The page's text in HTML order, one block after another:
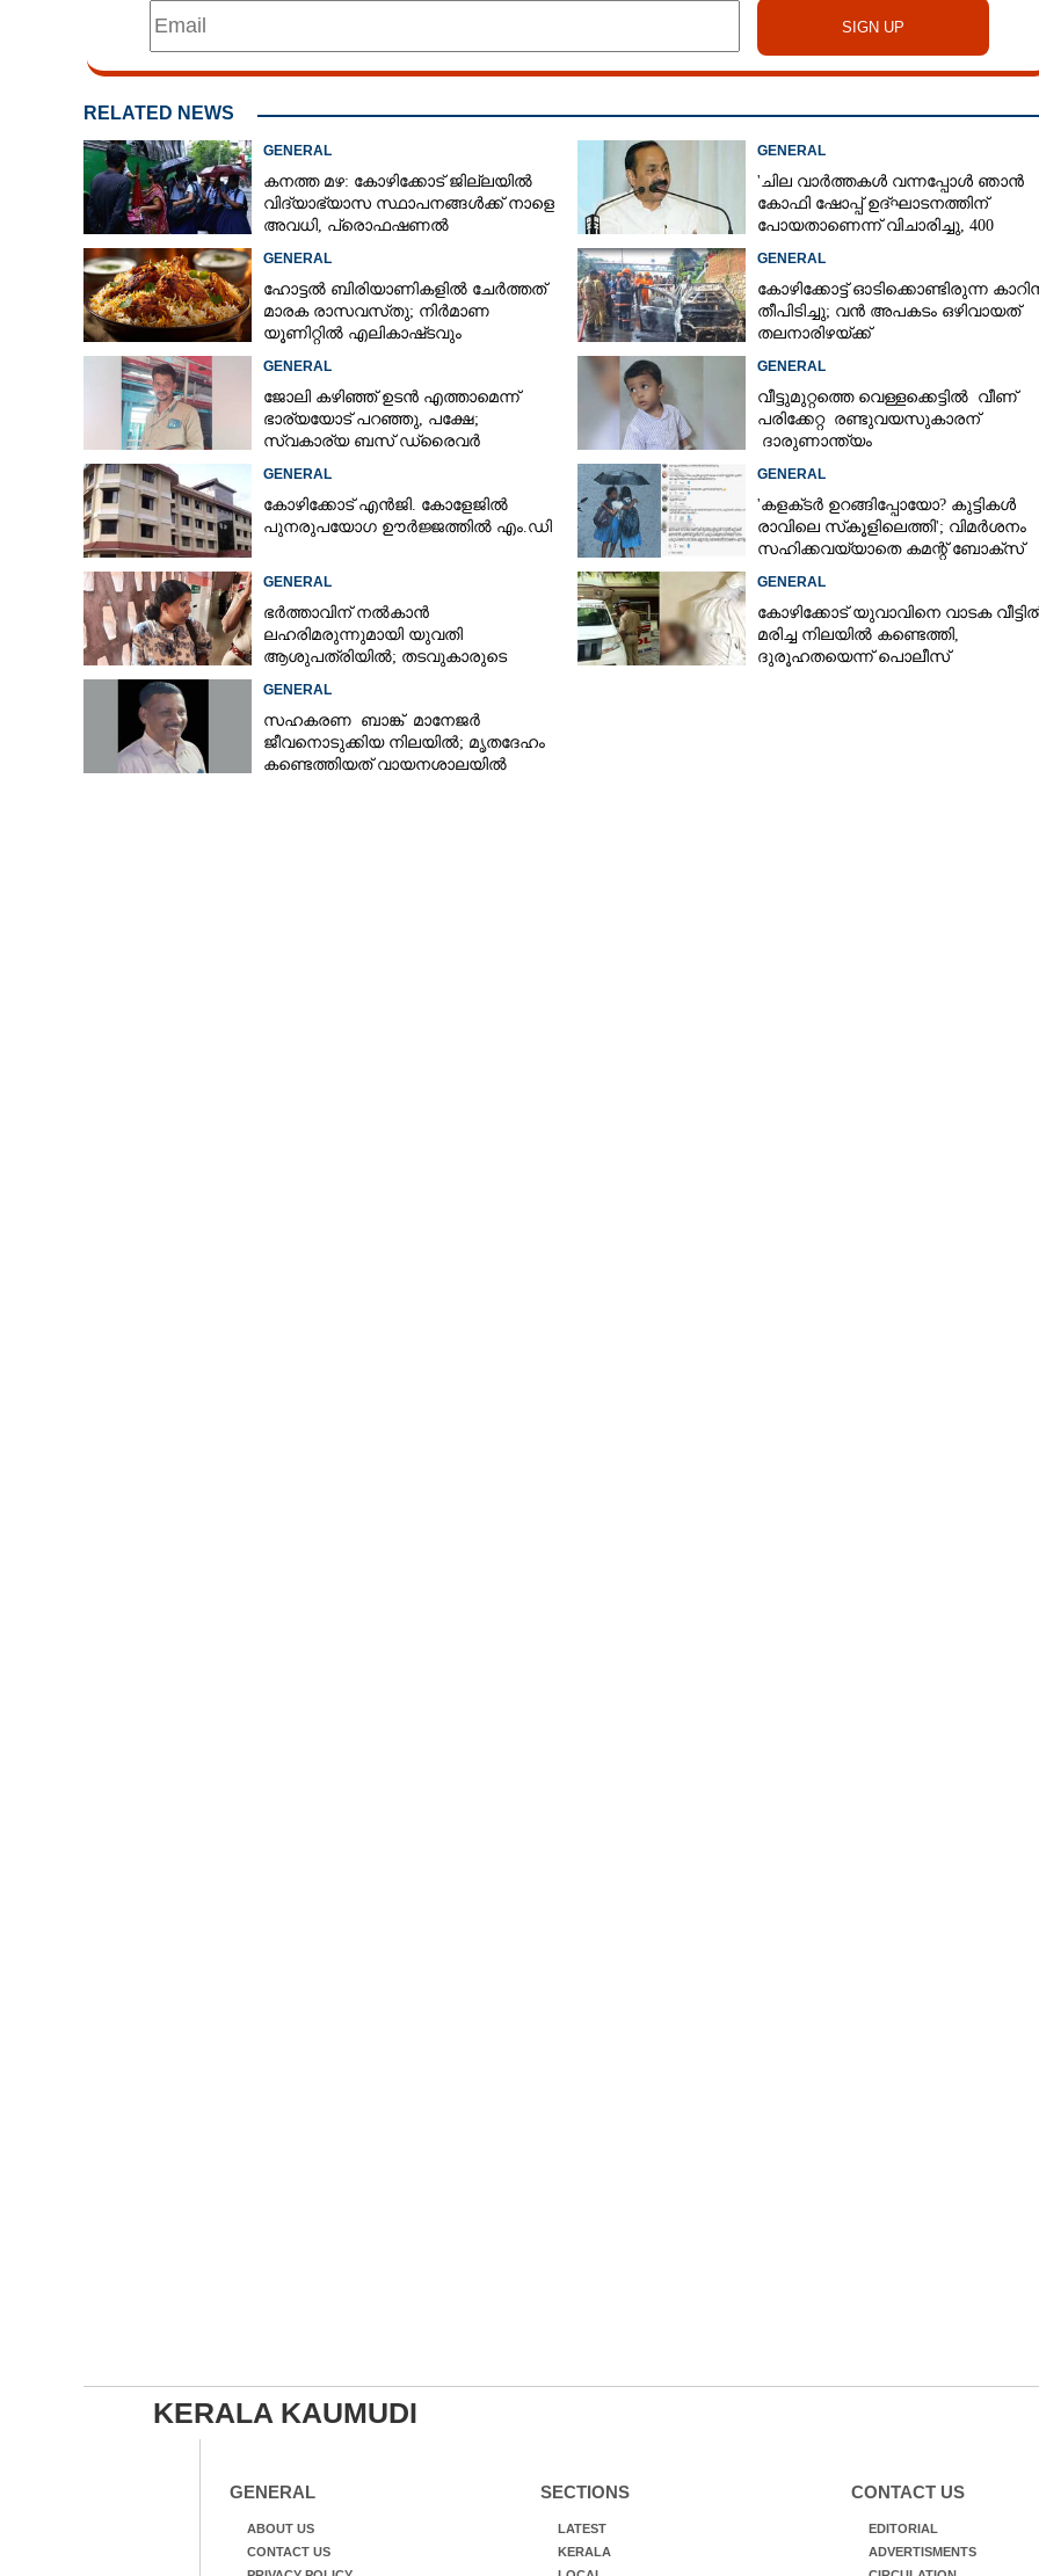
RELATED NEWS
GENERAL
കനത്ത മഴ: കോഴിക്കോട് ജില്ലയിൽ
വിദ്യാഭ്യാസ സ്ഥാപനങ്ങൾക്ക് നാളെ
അവധി,​ പ്രൊഫഷണൽ
GENERAL
'ചില വാർത്തകൾ വന്നപ്പോൾ ഞാൻ
കോഫി ഷോപ്പ് ഉദ്ഘാടനത്തിന്
പോയതാണെന്ന് വിചാരിച്ചു, 400
GENERAL
ഹോട്ടൽ ബിരിയാണികളിൽ ചേർത്തത്
മാരക രാസവസ്‌തു; നിർമാണ
യൂണിറ്റിൽ എലികാഷ്‌ടവും
GENERAL
കോഴിക്കോട്ട് ഓടിക്കൊണ്ടിരുന്ന
തീപിടിച്ചു; വൻ അപകടം ഒഴിവായത്
തലനാരിഴയ്ക്ക്
GENERAL
ജോലി കഴിഞ്ഞ് ഉടൻ എത്താമെന്ന്
ഭാര്യയോട് പറഞ്ഞു, പക്ഷേ;
സ്വകാര്യ ബസ് ഡ്രൈവ‌ർ
GENERAL
വീട്ടുമുറ്റത്തെ വെള്ളക്കെട്ടിൽ വീണ്
പരിക്കേറ്റ രണ്ടുവയസുകാരന്
ദാരുണാന്ത്യം
GENERAL
കോഴിക്കോട് എൻജി. കോളേജിൽ
പുനരുപയോഗ ഊർജ്ജത്തിൽ എം.ഡി
GENERAL
'കളക്‌ടർ ഉറങ്ങിപ്പോയോ? കുട്ടികൾ
രാവിലെ സ്‌കൂളിലെത്തി'; വിമർശനം
സഹിക്കവയ്യാതെ കമന്റ് ബോക്‌സ്
GENERAL
ഭർത്താവിന് നൽകാൻ
ലഹരിമരുന്നുമായി യുവതി
ആശുപത്രിയിൽ; തടവുകാരുടെ
GENERAL
കോഴിക്കോട് യുവാവിനെ വാടക
മരിച്ച നിലയിൽ കണ്ടെത്തി,
ദുരൂഹതയെന്ന് പൊലീസ്
GENERAL
സഹകരണ ബാങ്ക് മാനേജർ
ജീവനൊടുക്കിയ നിലയിൽ; മൃതദേഹം
കണ്ടെത്തിയത് വായനശാലയിൽ
KERALA KAUMUDI
GENERAL
ABOUT US
CONTACT US
SECTIONS
LATEST
KERALA
CONTACT US
EDITORIAL
ADVERTISMENTS